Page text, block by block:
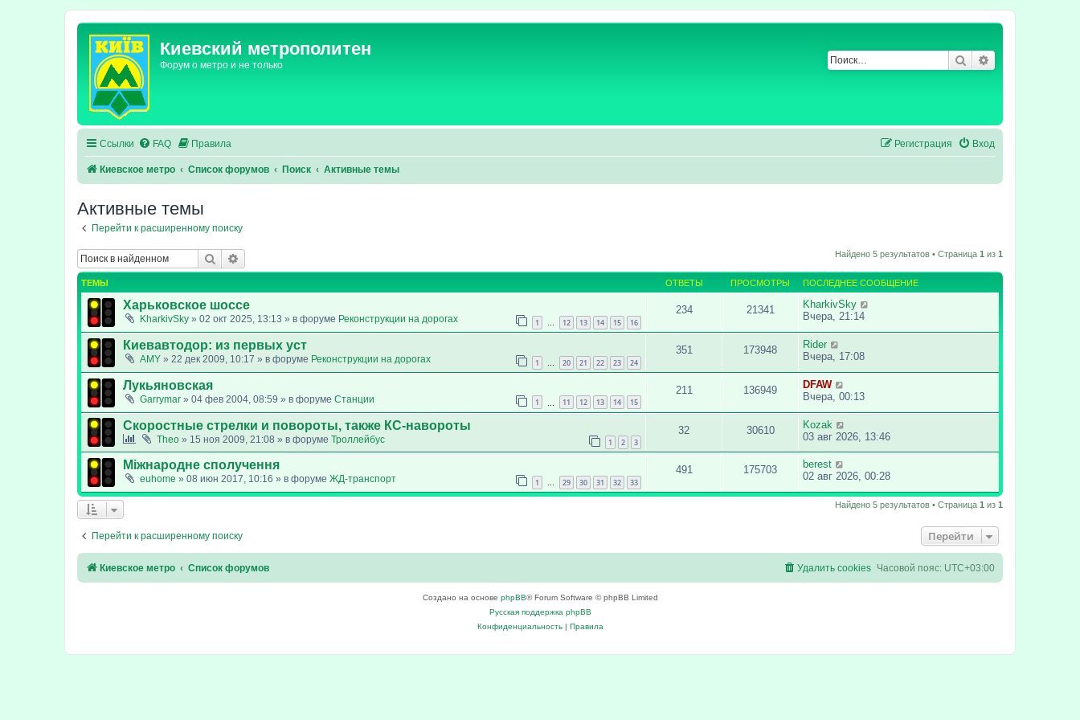
Киевский метрополитен
Форум о метро и не только Поиск
Ссылки FAQ Правила Вход
Регистрация
Киевское метро Список форумов Поиск Активные темы
Активные темы
Перейти к расширенному поиску
Поиск Найдено 5 результатов • Страница 1 из 1
ТЕМЫ ОТВЕТЫ ПРОСМОТРЫ ПОСЛЕДНЕЕ СООБЩЕНИЕ
Харьковское шоссе
KharkivSky » 02 окт 2025, 13:13 » в форуме Реконструкции на дорогах 1 12 13 14 15 16
234 21341
KharkivSky
Вчера, 21:14
Киевавтодор: из первых уст
AMY » 22 дек 2009, 10:17 » в форуме Реконструкции на дорогах 1 20 21 22 23 24
351 173948
Rider
Вчера, 17:08
Лукьяновская
Garrymar » 04 фев 2004, 08:59 » в форуме Станции 1 11 12 13 14 15
211 136949
DFAW
Вчера, 00:13
Скоростные стрелки и повороты, также КС-навороты
Theo » 15 ноя 2009, 21:08 » в форуме Троллейбус 1 2 3
32 30610
Kozak
03 авг 2026, 13:46
Міжнародне сполучення
euhome » 08 июн 2017, 10:16 » в форуме ЖД-транспорт 1 … 29 30 31 32 33
491 175703
berest
02 авг 2026, 00:28
Найдено 5 результатов • Страница 1 из 1
Перейти к расширенному поиску Перейти
Киевское метро Список форумов Часовой пояс: UTC+03:00
Удалить cookies
Создано на основе phpBB® Forum Software © phpBB Limited
Русская поддержка phpBB
Конфиденциальность| Правила